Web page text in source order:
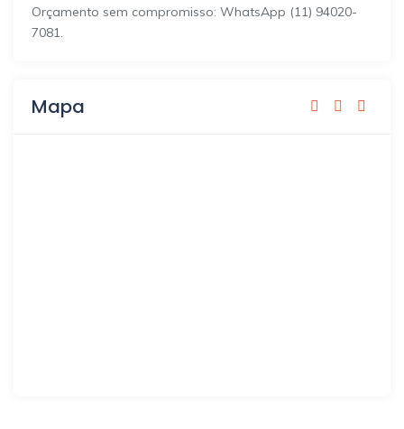
Orçamento sem compromisso: WhatsApp (11) 94020-
7081.
Mapa